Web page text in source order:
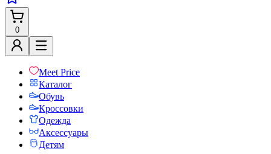
0
Meet Price
Каталог
Обувь
Кроссовки
Одежда
Аксессуары
Детям